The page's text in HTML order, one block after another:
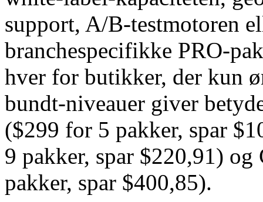
support, A/B-testmotoren
branchespecifikke PRO-
hver for butikker, der kun
bundt-niveauer giver
($299 for 5 pakker, spar
9 pakker, spar $220,91)
pakker, spar $400,85).